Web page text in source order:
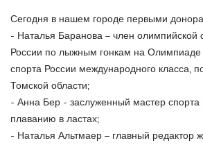
Сегодня в нашем городе первыми
- Наталья Баранова – член олимпийской
России по лыжным гонкам на Олимпиаде
спорта России международного класса,
Томской области;
- Анна Бер - заслуженный мастер
плаванию в ластах;
- Наталья Альтмаер – главный редактор